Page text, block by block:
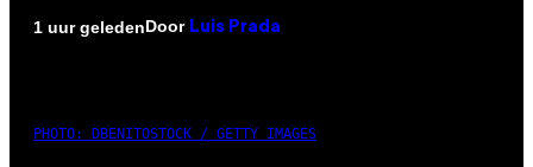
1 uur geledenDoor Luis Prada
PHOTO: DBENITOSTOCK / GETTY IMAGES